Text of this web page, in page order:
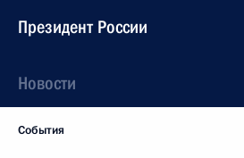
Президент России
Новости
События